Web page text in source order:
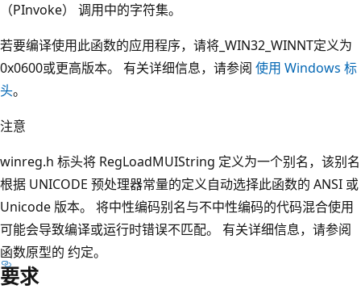
（PInvoke） 调用中的字符集。
若要编译使用此函数的应用程序，请将_WIN32_WINNT定义为
0x0600或更高版本。 有关详细信息，请参阅 使用 Windows 标
头。
注意
winreg.h 标头将 RegLoadMUIString 定义为一个别名，该别名
根据 UNICODE 预处理器常量的定义自动选择此函数的 ANSI 或
Unicode 版本。 将中性编码别名与不中性编码的代码混合使用
可能会导致编译或运行时错误不匹配。 有关详细信息，请参阅
函数原型的 约定。
要求